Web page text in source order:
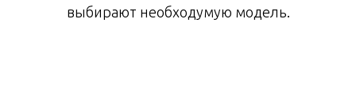
выбирают необходумую модель.